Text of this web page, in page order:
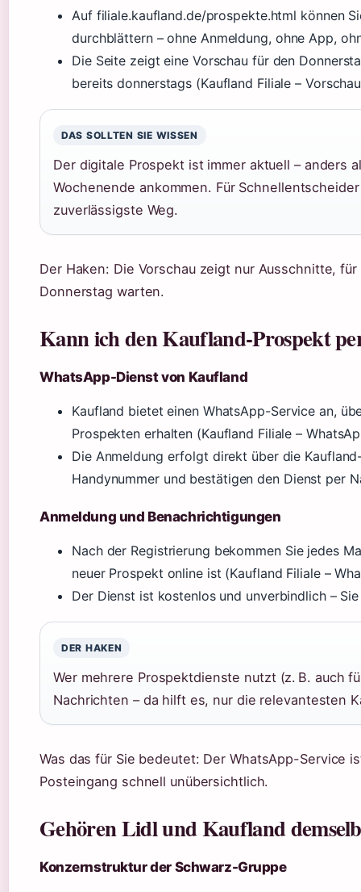
Auf filiale.kaufland.de/prospekte.html können
durchblättern – ohne Anmeldung, ohne App,
Die Seite zeigt eine Vorschau für den
bereits donnerstags (Kaufland Filiale –
DAS SOLLTEN SIE WISSEN
Der digitale Prospekt ist immer aktuell – anders
Wochenende ankommen. Für
zuverlässigste Weg.
Der Haken: Die Vorschau zeigt nur Ausschnitte,
Donnerstag warten.
Kann ich den Kaufland-Prospekt
WhatsApp-Dienst von Kaufland
Kaufland bietet einen WhatsApp-Service an,
Prospekten erhalten (Kaufland Filiale –
Die Anmeldung erfolgt direkt über die
Handynummer und bestätigen den Dienst per
Anmeldung und Benachrichtigungen
Nach der Registrierung bekommen Sie jedes
neuer Prospekt online ist (Kaufland Filiale –
Der Dienst ist kostenlos und unverbindlich –
DER HAKEN
Wer mehrere Prospektdienste nutzt (z. B. auch
Nachrichten – da hilft es, nur die relevantesten
Was das für Sie bedeutet: Der WhatsApp-Service
Posteingang schnell unübersichtlich.
Gehören Lidl und Kaufland
Konzernstruktur der Schwarz-Gruppe